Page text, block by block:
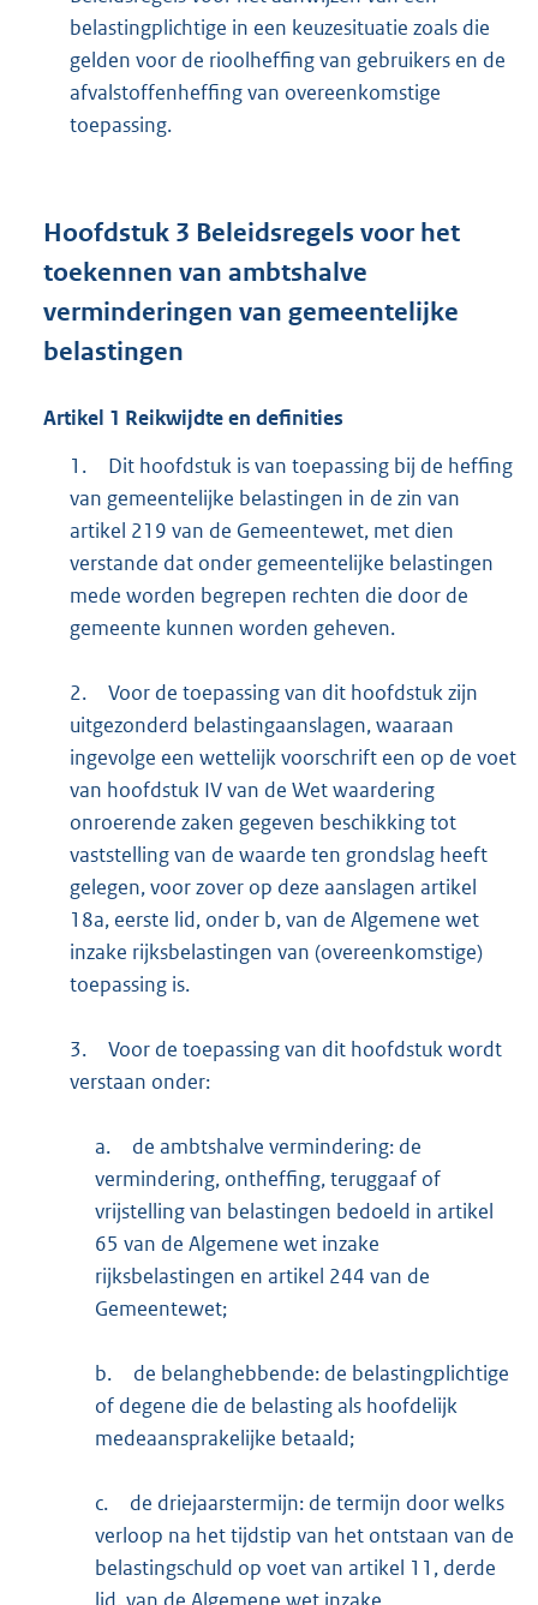
belastingplichtige in een keuzesituatie zoals die
gelden voor de rioolheffing van gebruikers en de
afvalstoffenheffing van overeenkomstige
toepassing.
Hoofdstuk 3 Beleidsregels voor het
toekennen van ambtshalve
verminderingen van gemeentelijke
belastingen
Artikel 1 Reikwijdte en definities
1.
Dit hoofdstuk is van toepassing bij de heffing
van gemeentelijke belastingen in de zin van
artikel 219 van de Gemeentewet, met dien
verstande dat onder gemeentelijke belastingen
mede worden begrepen rechten die door de
gemeente kunnen worden geheven.
2.
Voor de toepassing van dit hoofdstuk zijn
uitgezonderd belastingaanslagen, waaraan
ingevolge een wettelijk voorschrift een op de voet
van hoofdstuk IV van de Wet waardering
onroerende zaken gegeven beschikking tot
vaststelling van de waarde ten grondslag heeft
gelegen, voor zover op deze aanslagen artikel
18a, eerste lid, onder b, van de Algemene wet
inzake rijksbelastingen van (overeenkomstige)
toepassing is.
3.
Voor de toepassing van dit hoofdstuk wordt
verstaan onder:
a.
de ambtshalve vermindering: de
vermindering, ontheffing, teruggaaf of
vrijstelling van belastingen bedoeld in artikel
65 van de Algemene wet inzake
rijksbelastingen en artikel 244 van de
Gemeentewet;
b.
de belanghebbende: de belastingplichtige
of degene die de belasting als hoofdelijk
medeaansprakelijke betaald;
c.
de driejaarstermijn: de termijn door welks
verloop na het tijdstip van het ontstaan van de
belastingschuld op voet van artikel 11, derde